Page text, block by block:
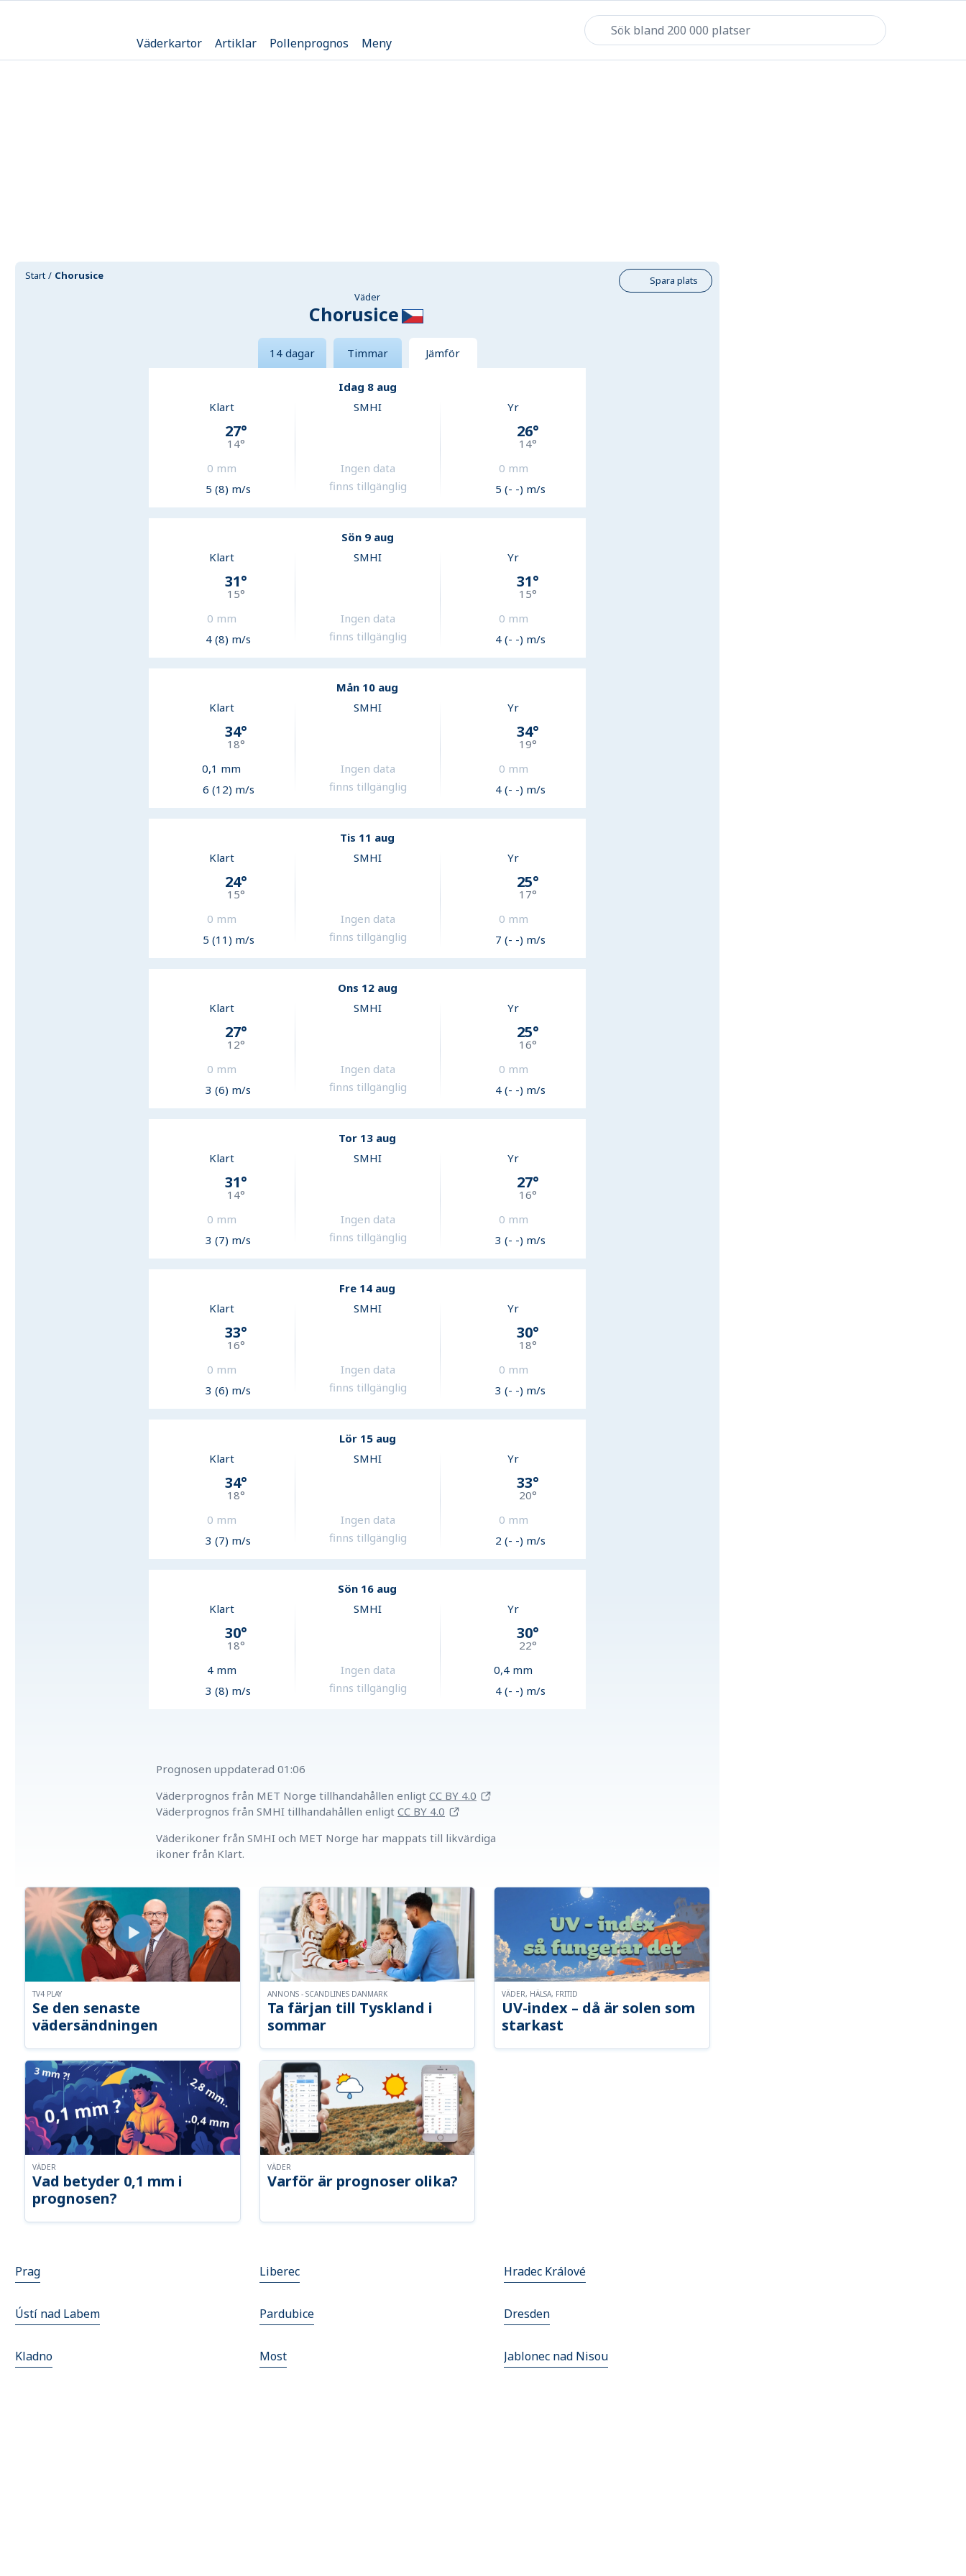
Väderkartor Artiklar Pollenprognos Meny
Start Chorusice
Spara plats
Väder
Chorusice
14 dagar Timmar Jämför
Idag 8 aug
Klart
27°
14°
0 mm
5 (8) m/s
SMHI
Ingen data
finns tillgänglig
Yr
26°
14°
0 mm
5 (- -) m/s
Sön 9 aug
Klart
31°
15°
0 mm
4 (8) m/s
SMHI
Ingen data
finns tillgänglig
Yr
31°
15°
0 mm
4 (- -) m/s
Mån 10 aug
Klart
34°
18°
0,1 mm
6 (12) m/s
SMHI
Ingen data
finns tillgänglig
Yr
34°
19°
0 mm
4 (- -) m/s
Tis 11 aug
Klart
24°
15°
0 mm
5 (11) m/s
SMHI
Ingen data
finns tillgänglig
Yr
25°
17°
0 mm
7 (- -) m/s
Ons 12 aug
Klart
27°
12°
0 mm
3 (6) m/s
SMHI
Ingen data
finns tillgänglig
Yr
25°
16°
0 mm
4 (- -) m/s
Tor 13 aug
Klart
31°
14°
0 mm
3 (7) m/s
SMHI
Ingen data
finns tillgänglig
Yr
27°
16°
0 mm
3 (- -) m/s
Fre 14 aug
Klart
33°
16°
0 mm
3 (6) m/s
SMHI
Ingen data
finns tillgänglig
Yr
30°
18°
0 mm
3 (- -) m/s
Lör 15 aug
Klart
34°
18°
0 mm
3 (7) m/s
SMHI
Ingen data
finns tillgänglig
Yr
33°
20°
0 mm
2 (- -) m/s
Sön 16 aug
Klart
30°
18°
4mm
3 (8) m/s
SMHI
Ingen data
finns tillgänglig
Yr
30°
22°
0,4 mm
4 (- -) m/s
Prognosen uppdaterad 01:06
Väderprognos från MET Norge tillhandahållen enligt CC BY 4.0
Väderprognos från SMHI tillhandahållen enligt CC BY 4.0
Väderikoner från SMHI och MET Norge har mappats till likvärdiga
ikoner från Klart.
Se den senaste
vädersändningen
TV4 PLAY
Ta färjan till Tyskland i
sommar
ANNONS - SCANDLINES DANMARK
UV-index – då är solen som
starkast
VÄDER, HÄLSA, FRITID
Vad betyder 0,1 mm i
prognosen?
VÄDER
Varför är prognoser olika?
VÄDER
Prag Liberec Hradec Králové
Ústí nad Labem Pardubice Dresden
Kladno Most Jablonec nad Nisou